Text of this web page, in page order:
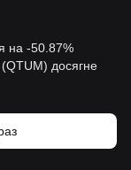
на -50.87%
досягне